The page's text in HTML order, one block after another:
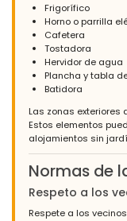
Frigorífico
Horno o parrilla
Cafetera
Tostadora
Hervidor de agua
Plancha y tabla
Batidora
Las zonas exteriores
Estos elementos
alojamientos sin
Normas de
Respeto a los
Respete a los